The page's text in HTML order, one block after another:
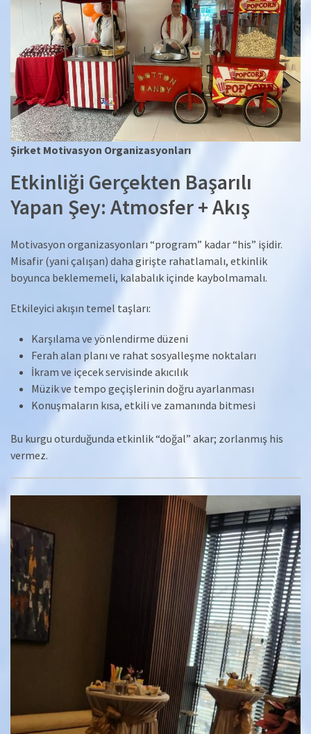
Şirket Motivasyon Organizasyonları
Etkinliği Gerçekten Başarılı
Yapan Şey: Atmosfer + Akış
Motivasyon organizasyonları “program” kadar “his” işidir.
Misafir (yani çalışan) daha girişte rahatlamalı, etkinlik
boyunca beklememeli, kalabalık içinde kaybolmamalı.
Etkileyici akışın temel taşları:
Karşılama ve yönlendirme düzeni
Ferah alan planı ve rahat sosyalleşme noktaları
İkram ve içecek servisinde akıcılık
Müzik ve tempo geçişlerinin doğru ayarlanması
Konuşmaların kısa, etkili ve zamanında bitmesi
Bu kurgu oturduğunda etkinlik “doğal” akar; zorlanmış his
vermez.